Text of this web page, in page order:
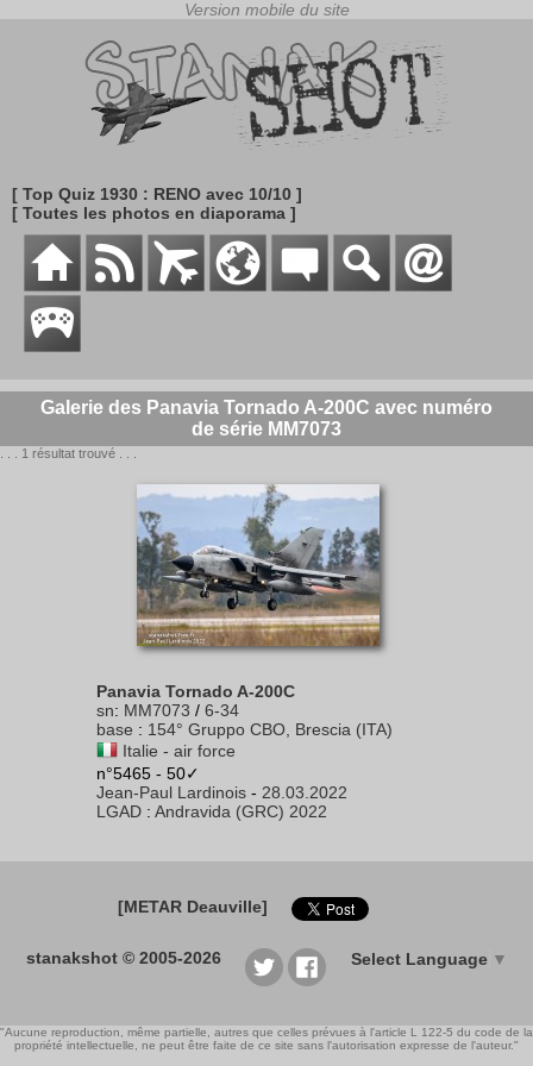
[ Top Quiz 1930 : RENO avec 10/10 ]
[ Toutes les photos en diaporama ]
Galerie des Panavia Tornado A-200C avec numéro
de série MM7073
. . . 1 résultat trouvé . . .
Panavia Tornado A-200C
sn: MM7073 / 6-34
base : 154° Gruppo CBO, Brescia (ITA)
Italie - air force
n°5465 - 50✓
Jean-Paul Lardinois - 28.03.2022
LGAD : Andravida (GRC) 2022
[METAR Deauville]
stanakshot © 2005-2026 Select Language ▼
"Aucune reproduction, même partielle, autres que celles prévues à l'article L 122-5 du code de la
propriété intellectuelle, ne peut être faite de ce site sans l'autorisation expresse de l'auteur."